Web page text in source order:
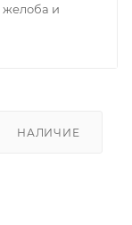
и
НАЛИЧИЕ